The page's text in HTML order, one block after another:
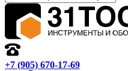
+7 (905) 670-17-69